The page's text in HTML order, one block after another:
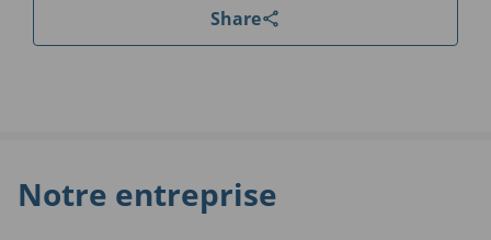
Share
Notre entreprise